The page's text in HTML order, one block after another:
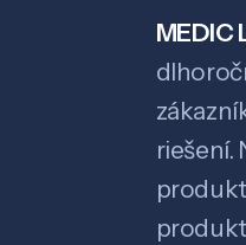
MEDIC
riešení.